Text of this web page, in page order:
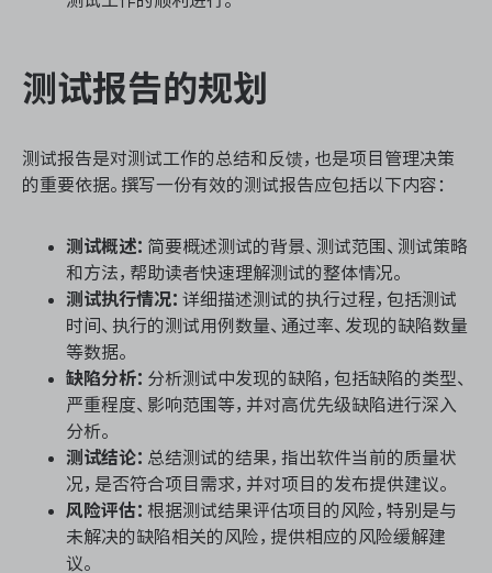
测试报告的规划
测试报告是对测试工作的总结和反馈，也是项目管理决策
的重要依据。撰写一份有效的测试报告应包括以下内容：
测试概述： 简要概述测试的背景、测试范围、测试策略
和方法，帮助读者快速理解测试的整体情况。
测试执行情况： 详细描述测试的执行过程，包括测试
时间、执行的测试用例数量、通过率、发现的缺陷数量
等数据。
缺陷分析： 分析测试中发现的缺陷，包括缺陷的类型、
严重程度、影响范围等，并对高优先级缺陷进行深入
分析。
测试结论： 总结测试的结果，指出软件当前的质量状
况，是否符合项目需求，并对项目的发布提供建议。
风险评估： 根据测试结果评估项目的风险，特别是与
未解决的缺陷相关的风险，提供相应的风险缓解建
议。